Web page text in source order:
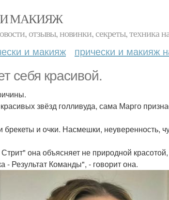
МАКИЯЖ
отзывы, новинки, секреты, техника
и макияж прически и макияж
себя красивой.
звёзд голливуда, сама Марго
и очки. Насмешки, неуверенность,
она объясняет не природной красотой,
- Результат Команды", - говорит она.